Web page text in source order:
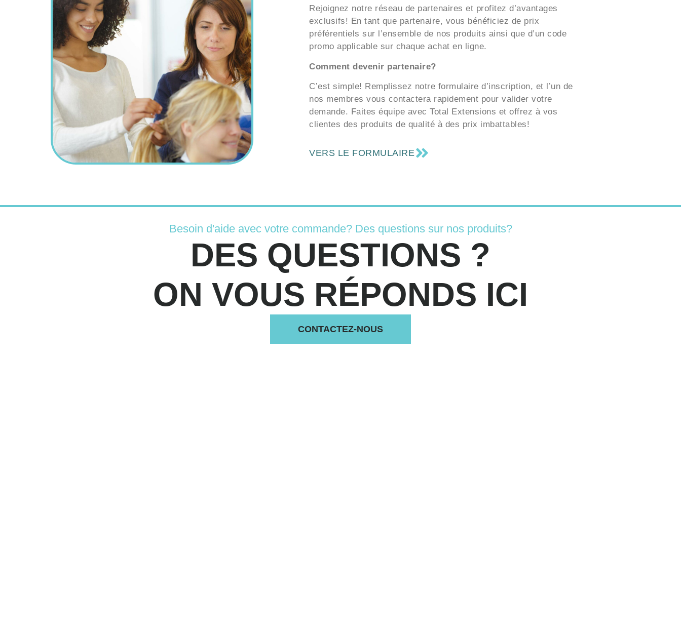
Rejoignez notre réseau de partenaires et profitez d’avantages
exclusifs! En tant que partenaire, vous bénéficiez de prix
préférentiels sur l’ensemble de nos produits ainsi que d’un code
promo applicable sur chaque achat en ligne.
Comment devenir partenaire?
C’est simple! Remplissez notre formulaire d’inscription, et l’un de
nos membres vous contactera rapidement pour valider votre
demande. Faites équipe avec Total Extensions et offrez à vos
clientes des produits de qualité à des prix imbattables!
VERS LE FORMULAIRE
Besoin d'aide avec votre commande? Des questions sur nos produits?
DES QUESTIONS ?
ON VOUS RÉPONDS ICI
CONTACTEZ-NOUS